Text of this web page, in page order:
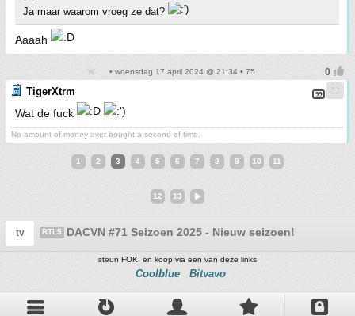
Ja maar waarom vroeg ze dat?
Aaaah
• woensdag 17 april 2024 @ 21:34 • 75
TigerXtrm
Wat de fuck
No amount of money ever bought a second of time.
1 2 3 4 5 6 7 8 9 10 11
12 13
tv RTL5 DACVN #71 Seizoen 2025 - Nieuw seizoen!
steun FOK! en koop via een van deze links
Coolblue Bitvavo